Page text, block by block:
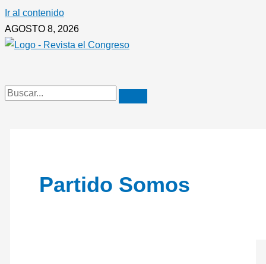
Ir al contenido
AGOSTO 8, 2026
Partido Somos